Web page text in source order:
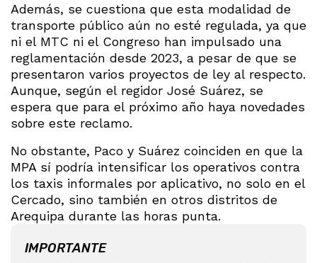
Además, se cuestiona que esta modalidad de
transporte público aún no esté regulada, ya que
ni el MTC ni el Congreso han impulsado una
reglamentación desde 2023, a pesar de que se
presentaron varios proyectos de ley al respecto.
Aunque, según el regidor José Suárez, se
espera que para el próximo año haya novedades
sobre este reclamo.
No obstante, Paco y Suárez coinciden en que la
MPA sí podría intensificar los operativos contra
los taxis informales por aplicativo, no solo en el
Cercado, sino también en otros distritos de
Arequipa durante las horas punta.
IMPORTANTE